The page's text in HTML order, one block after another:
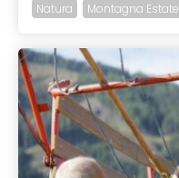
Natura Montagna Estate